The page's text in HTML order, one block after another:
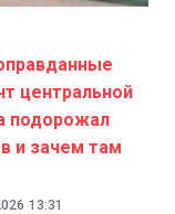
центральной
подорожал
и зачем там
13:31